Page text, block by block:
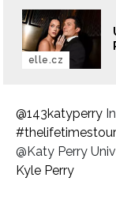
elle.cz
@143katyperry
#thelifetimestour
@Katy Perry
Kyle Perry